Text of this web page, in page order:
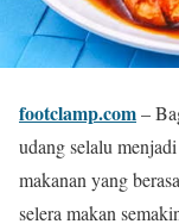
footclamp.com–
udang selalu
makanan yang
selera makan